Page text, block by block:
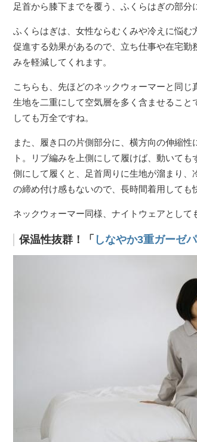
足首から膝下までを覆う、ふくらはぎの部分
ふくらはぎは、女性ならむくみや冷えに悩
促進する効果があるので、立ち仕事や在宅勤
みを軽減してくれます。
こちらも、先ほどのネックウォーマーと同じ
生地を二重にして空気層を多く含ませるこ
しても万全ですね。
また、履き口の片側部分に、横方向の伸縮
ト。リブ編みを上側にして履けば、動いて
側にして履くと、足首周りに生地が溜まり
の締め付け感もないので、長時間着用しても
ネックウォーマー同様、ナイトウェアとして
保温性抜群！「 しなやか3重ガーゼ